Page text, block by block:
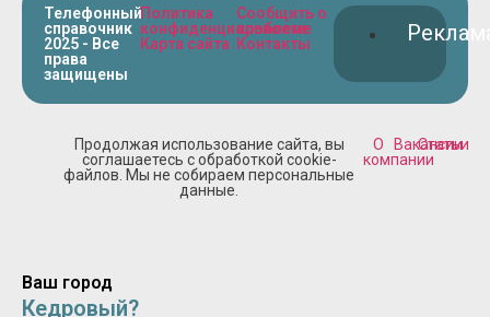
Телефонный
справочник
2025 - Все
права
защищены
Политика
конфиденциальности
Карта сайта
Сообщить о
проблеме
Контакты
Продолжая использование сайта, вы
соглашаетесь с обработкой cookie-
файлов. Мы не собираем персональные
данные.
О
компании
Вакансии
Статьи
Ваш город
Кедровый?